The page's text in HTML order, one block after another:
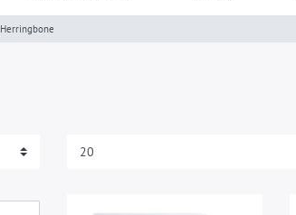
Herringbone